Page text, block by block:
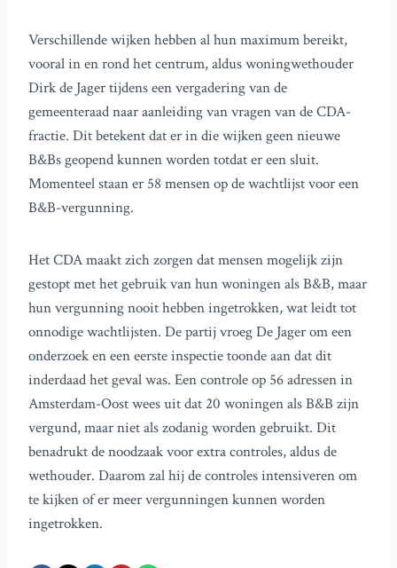
Verschillende wijken hebben al hun maximum bereikt,
vooral in en rond het centrum, aldus woningwethouder
Dirk de Jager tijdens een vergadering van de
gemeenteraad naar aanleiding van vragen van de CDA-
fractie. Dit betekent dat er in die wijken geen nieuwe
B&Bs geopend kunnen worden totdat er een sluit.
Momenteel staan er 58 mensen op de wachtlijst voor een
B&B-vergunning.
Het CDA maakt zich zorgen dat mensen mogelijk zijn
gestopt met het gebruik van hun woningen als B&B, maar
hun vergunning nooit hebben ingetrokken, wat leidt tot
onnodige wachtlijsten. De partij vroeg De Jager om een
onderzoek en een eerste inspectie toonde aan dat dit
inderdaad het geval was. Een controle op 56 adressen in
Amsterdam-Oost wees uit dat 20 woningen als B&B zijn
vergund, maar niet als zodanig worden gebruikt. Dit
benadrukt de noodzaak voor extra controles, aldus de
wethouder. Daarom zal hij de controles intensiveren om
te kijken of er meer vergunningen kunnen worden
ingetrokken.